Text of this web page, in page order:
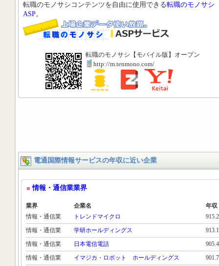
転職のモノサシコンテンツを自由に使用できる転職のモノサシ
ASP。
転職のモノサシ【モバイル版】オープン
http://m.tenmono.com/
電通国際情報サービスの年収に近い企業
情報・通信業業界
業界 企業名
年収
情報・通信業
トレンドマイクロ
情報・通信業
学研ホールディングス
情報・通信業
日本電信電話
情報・通信業
イマジカ・ロボット ホールディングス